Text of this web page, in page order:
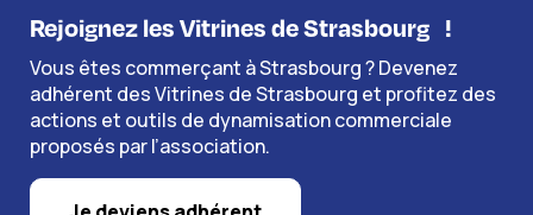
Rejoignez les Vitrines de Strasbourg !
Vous êtes commerçant à Strasbourg ? Devenez
adhérent des Vitrines de Strasbourg et profitez des
actions et outils de dynamisation commerciale
proposés par l’association.